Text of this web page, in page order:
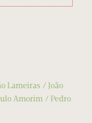
Lameiras
João
Amorim
Pedro